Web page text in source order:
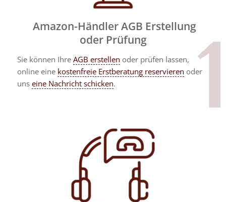
Amazon-Händler AGB Erstellung
oder Prüfung
Sie können Ihre AGB erstellen oder prüfen lassen,
online eine kostenfreie Erstberatung reservieren oder
uns eine Nachricht schicken.